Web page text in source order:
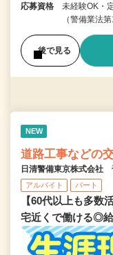
応募資格
未経験OK・
（警備業法
後で見る
NEW
道路工事などの
日清警備東京株式会社
アルバイト パート
【60代以上も多数
宅近くで働ける◎